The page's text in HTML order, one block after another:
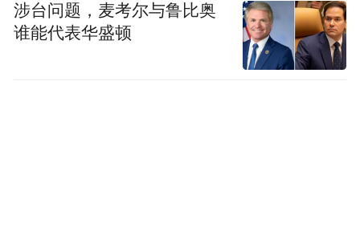
涉台问题，麦考尔与鲁比奥
谁能代表华盛顿